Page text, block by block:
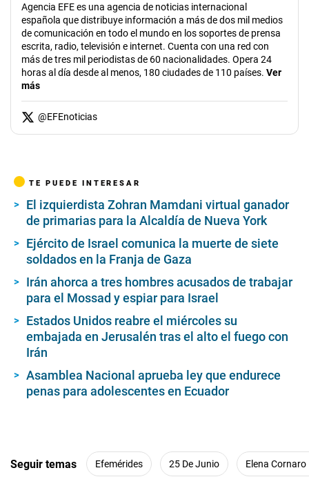
Agencia EFE es una agencia de noticias internacional
española que distribuye información a más de dos mil medios
de comunicación en todo el mundo en los soportes de prensa
escrita, radio, televisión e internet. Cuenta con una red con
más de tres mil periodistas de 60 nacionalidades. Opera 24
horas al día desde al menos, 180 ciudades de 110 países. Ver
más
@EFEnoticias
TE PUEDE INTERESAR
El izquierdista Zohran Mamdani virtual ganador
de primarias para la Alcaldía de Nueva York
Ejército de Israel comunica la muerte de siete
soldados en la Franja de Gaza
Irán ahorca a tres hombres acusados de trabajar
para el Mossad y espiar para Israel
Estados Unidos reabre el miércoles su
embajada en Jerusalén tras el alto el fuego con
Irán
Asamblea Nacional aprueba ley que endurece
penas para adolescentes en Ecuador
Seguir temas Efemérides 25 De Junio Elena